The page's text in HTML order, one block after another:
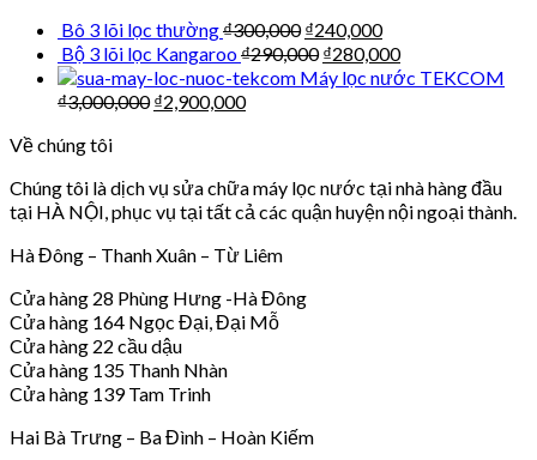
Bô 3 lõi lọc thường₫300,000 ₫240,000
Bộ 3 lõi lọc Kangaroo₫290,000 ₫280,000
Máy lọc nước TEKCOM
₫3,000,000 ₫2,900,000
Về chúng tôi
Chúng tôi là dịch vụ sửa chữa máy lọc nước tại nhà hàng đầu
tại HÀ NỘI, phục vụ tại tất cả các quận huyện nội ngoại thành.
Hà Đông – Thanh Xuân – Từ Liêm
Cửa hàng 28 Phùng Hưng -Hà Đông
Cửa hàng 164 Ngọc Đại, Đại Mỗ
Cửa hàng 22 cầu dậu
Cửa hàng 135 Thanh Nhàn
Cửa hàng 139 Tam Trinh
Hai Bà Trưng – Ba Đình – Hoàn Kiếm